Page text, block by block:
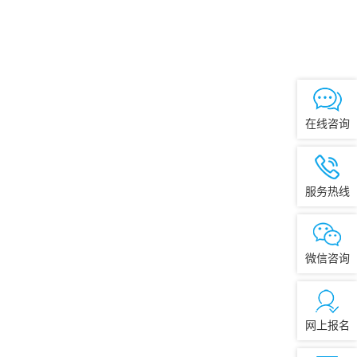
在线咨询
服务热线
微信咨询
网上报名